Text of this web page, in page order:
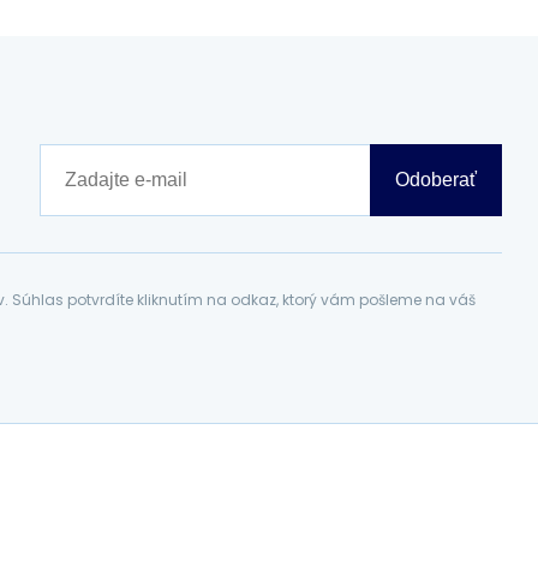
Odoberať
potvrdíte kliknutím na odkaz, ktorý vám pošleme na váš